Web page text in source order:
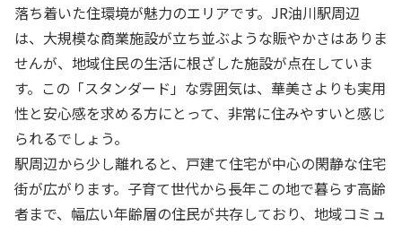
落ち着いた住環境が魅力のエリアです。JR油川駅周辺
は、大規模な商業施設が立ち並ぶような賑やかさはありま
せんが、地域住民の生活に根ざした施設が点在していま
す。この「スタンダード」な雰囲気は、華美さよりも実用
性と安心感を求める方にとって、非常に住みやすいと感じ
られるでしょう。
駅周辺から少し離れると、戸建て住宅が中心の閑静な住宅
街が広がります。子育て世代から長年この地で暮らす高齢
者まで、幅広い年齢層の住民が共存しており、地域コミュ